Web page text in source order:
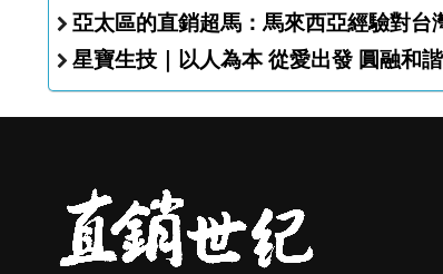
亞太區的直銷超馬：馬來西亞經驗對台
星寶生技｜以人